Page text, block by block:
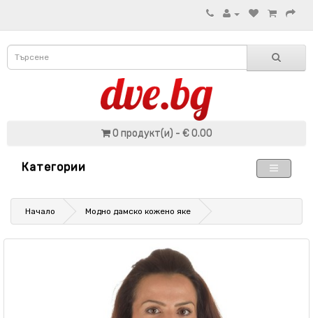
0 продукт(и) - € 0.00
Категории
Начало Модно дамско кожено яке